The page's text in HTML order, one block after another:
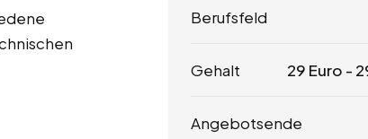
Berufsfeld
Gehalt 29 Euro -
Angebotsende